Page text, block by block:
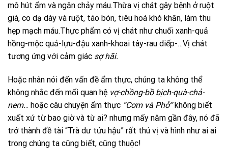
mô hút ẩm và ngăn chảy máu.Thừa vị chát gây bệnh ở ruột
già, co dạ dày và ruột, táo bón, tiêu hoá khó khăn, làm thu
hẹp mạch máu.Thực phẩm có vị chát như chuối xanh-quả
hồng-mộc quả-lựu-đậu xanh-khoai tây-rau diếp-…Vị chát
tương ứng với cảm giác sợ hãi.
Hoặc nhân nói đến vấn đề ẩm thực, chúng ta không thể
không nhắc đến mối quan hệ vợ-chồng-bồ bịch-quà-chả-
nem... hoặc câu chuyện ẩm thực “Cơm và Phở”không biết
xuất xứ từ bao giờ và từ ai? nhưng mấy năm gần đây, nó đã
trở thành đề tài “Trà dư tửu hậu” rất thú vị và hình như ai ai
trong chúng ta cũng biết, cũng thuộc!